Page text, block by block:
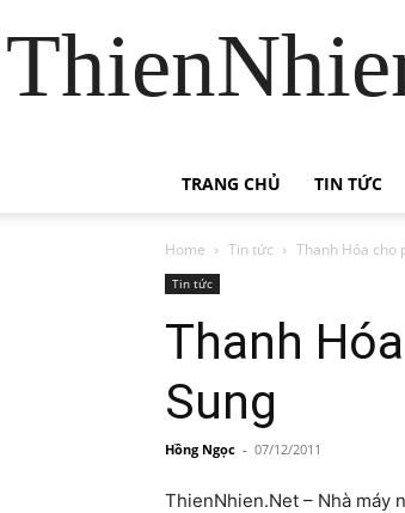
TRANG CHỦ TIN TỨC
Home Tin tức Thanh Hóa cho
Tin tức
Thanh
Sung
Hồng Ngọc - 07/12/2011
ThienNhien.Net – Nhà máy